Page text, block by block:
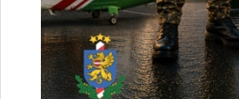
pieprasījuma līmeni.
1 minūte